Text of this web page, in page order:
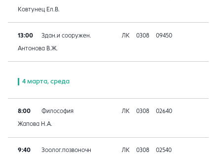
Ковтунец Ел.В.
13:00 Здан.и сооружен. ЛК 0308 09450
Антонова В.Ж.
4 марта, среда
8:00 Философия ЛК 0308 02640
Жапова Н.А.
9:40 Зоолог.позвоночн ЛК 0308 02540